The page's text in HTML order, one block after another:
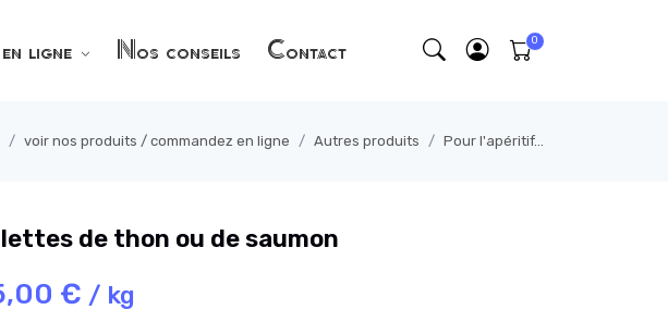
ligne Nos conseils Contact
voir nos produits / commandez en ligne Autres produits Pour l'apéritif...
de thon ou de saumon
€ / kg